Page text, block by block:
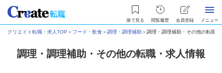
後で見る 閲覧履歴 会員登録 メニュー
クリエイト転職・求人TOP ＞ フード・飲食＞調理・調理補助＞調理・調理補助・その他の転職
調理・調理補助・その他の転職・求人情報